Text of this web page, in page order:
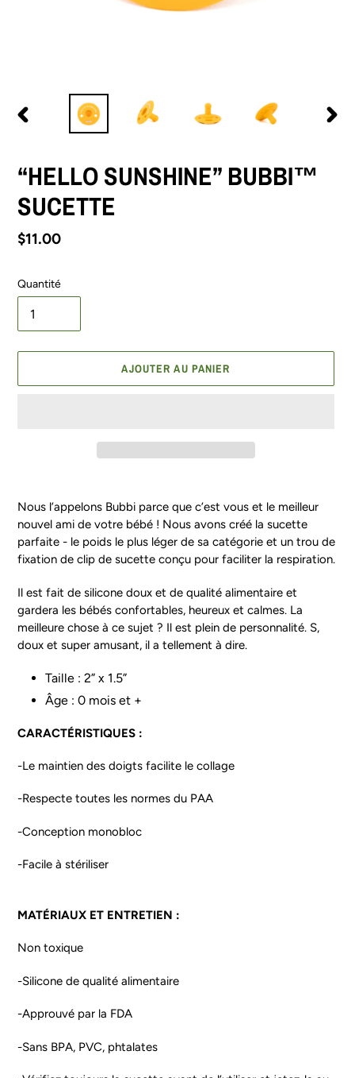
DIAPOSITIVE
“HELLO SUNSHINE” BUBBI™
SUCETTE
Prix
$11.00
Quantité
AJOUTER AU PANIER
d'un
produit
votre
Nous l’appelons Bubbi parce que c’est vous et le meilleur
nouvel ami de votre bébé ! Nous avons créé la sucette
parfaite - le poids le plus léger de sa catégorie et un trou de
fixation de clip de sucette conçu pour faciliter la respiration.
Il est fait de silicone doux et de qualité alimentaire et
gardera les bébés confortables, heureux et calmes. La
meilleure chose à ce sujet ? Il est plein de personnalité. S,
doux et super amusant, il a tellement à dire.
Taille : 2” x 1.5”
Âge : 0 mois et +
CARACTÉRISTIQUES :
-Le maintien des doigts facilite le collage
-Respecte toutes les normes du PAA
-Conception monobloc
-Facile à stériliser
MATÉRIAUX ET ENTRETIEN :
Non toxique
-Silicone de qualité alimentaire
-Approuvé par la FDA
-Sans BPA, PVC, phtalates